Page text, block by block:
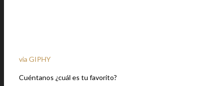
via GIPHY
Cuéntanos ¿cuál es tu favorito?